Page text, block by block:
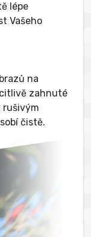
lépe
Vašeho
na
zahnuté
rušivým
čistě.